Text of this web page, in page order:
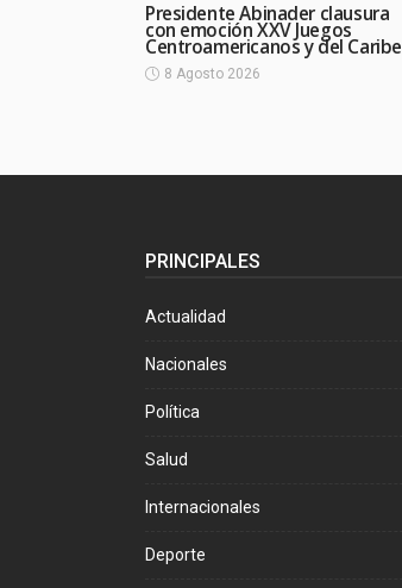
Presidente Abinader clausura
con emoción XXV Juegos
Centroamericanos y del Caribe
8 Agosto 2026
PRINCIPALES
Actualidad
Nacionales
Política
Salud
Internacionales
Deporte